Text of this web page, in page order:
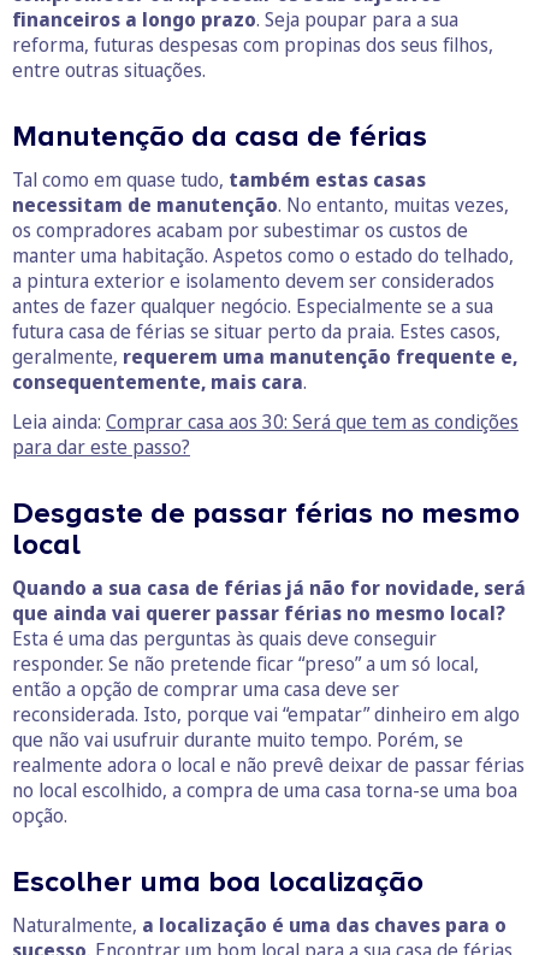
financeiros a longo prazo. Seja poupar para a sua
reforma, futuras despesas com propinas dos seus filhos,
entre outras situações.
Manutenção da casa de férias
Tal como em quase tudo, também estas casas
necessitam de manutenção. No entanto, muitas vezes,
os compradores acabam por subestimar os custos de
manter uma habitação. Aspetos como o estado do telhado,
a pintura exterior e isolamento devem ser considerados
antes de fazer qualquer negócio. Especialmente se a sua
futura casa de férias se situar perto da praia. Estes casos,
geralmente, requerem uma manutenção frequente e,
consequentemente, mais cara.
Leia ainda: Comprar casa aos 30: Será que tem as condições
para dar este passo?
Desgaste de passar férias no mesmo
local
Quando a sua casa de férias já não for novidade, será
que ainda vai querer passar férias no mesmo local?
Esta é uma das perguntas às quais deve conseguir
responder. Se não pretende ficar “preso” a um só local,
então a opção de comprar uma casa deve ser
reconsiderada. Isto, porque vai “empatar” dinheiro em algo
que não vai usufruir durante muito tempo. Porém, se
realmente adora o local e não prevê deixar de passar férias
no local escolhido, a compra de uma casa torna-se uma boa
opção.
Escolher uma boa localização
Naturalmente, a localização é uma das chaves para o